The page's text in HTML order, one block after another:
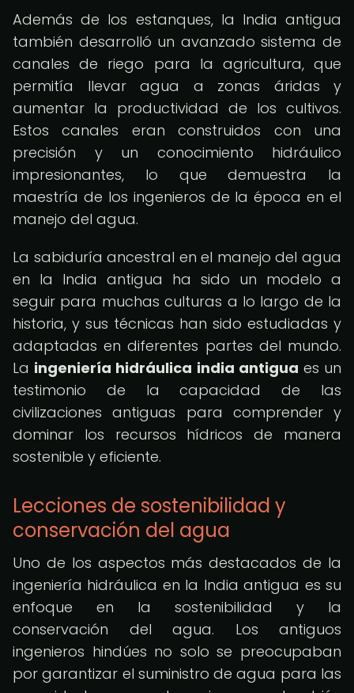
Además de los estanques, la India antigua
también desarrolló un avanzado sistema de
canales de riego para la agricultura, que
permitía llevar agua a zonas áridas y
aumentar la productividad de los cultivos.
Estos canales eran construidos con una
precisión y un conocimiento hidráulico
impresionantes, lo que demuestra la
maestría de los ingenieros de la época en el
manejo del agua.
La sabiduría ancestral en el manejo del agua
en la India antigua ha sido un modelo a
seguir para muchas culturas a lo largo de la
historia, y sus técnicas han sido estudiadas y
adaptadas en diferentes partes del mundo.
La ingeniería hidráulica india antigua es un
testimonio de la capacidad de las
civilizaciones antiguas para comprender y
dominar los recursos hídricos de manera
sostenible y eficiente.
Lecciones de sostenibilidad y
conservación del agua
Uno de los aspectos más destacados de la
ingeniería hidráulica en la India antigua es su
enfoque en la sostenibilidad y la
conservación del agua. Los antiguos
ingenieros hindúes no solo se preocupaban
por garantizar el suministro de agua para las